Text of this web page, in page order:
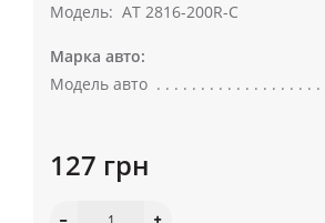
Модель: AT 2816-200R-C
Марка авто:
Модель авто
127 грн